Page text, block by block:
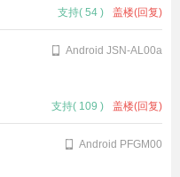
支持( 54 ) 盖楼(回复)
Android JSN-AL00a
支持( 109 ) 盖楼(回复)
Android PFGM00